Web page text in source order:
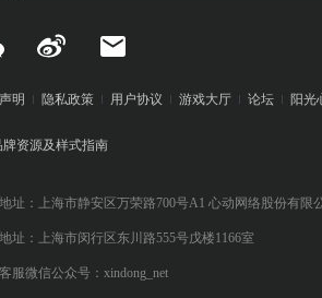
明 隐私政策 用户协议 游戏大厅 论坛 阳光
牌资源及样式指南
址：上海市静安区万荣路700号A1 心动网络股份有限
址：上海市闵行区东川路555号戊楼1166室
服微信公众号：xindong_net